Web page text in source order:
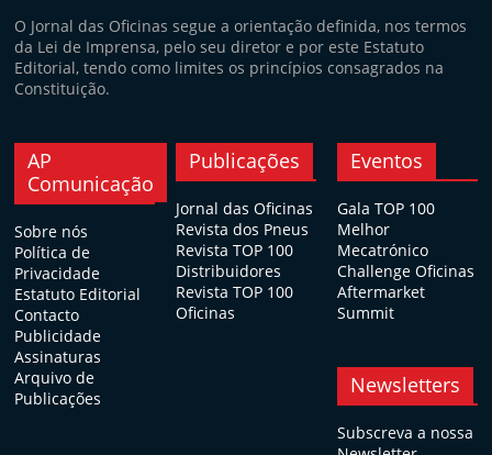
O Jornal das Oficinas segue a orientação definida, nos termos
da Lei de Imprensa, pelo seu diretor e por este Estatuto
Editorial, tendo como limites os princípios consagrados na
Constituição.
AP
Comunicação
Sobre nós
Política de
Privacidade
Estatuto Editorial
Contacto
Publicidade
Assinaturas
Arquivo de
Publicações
Publicações
Jornal das Oficinas
Revista dos Pneus
Revista TOP 100
Distribuidores
Revista TOP 100
Oficinas
Eventos
Gala TOP 100
Melhor
Mecatrónico
Challenge Oficinas
Aftermarket
Summit
Newsletters
Subscreva a nossa